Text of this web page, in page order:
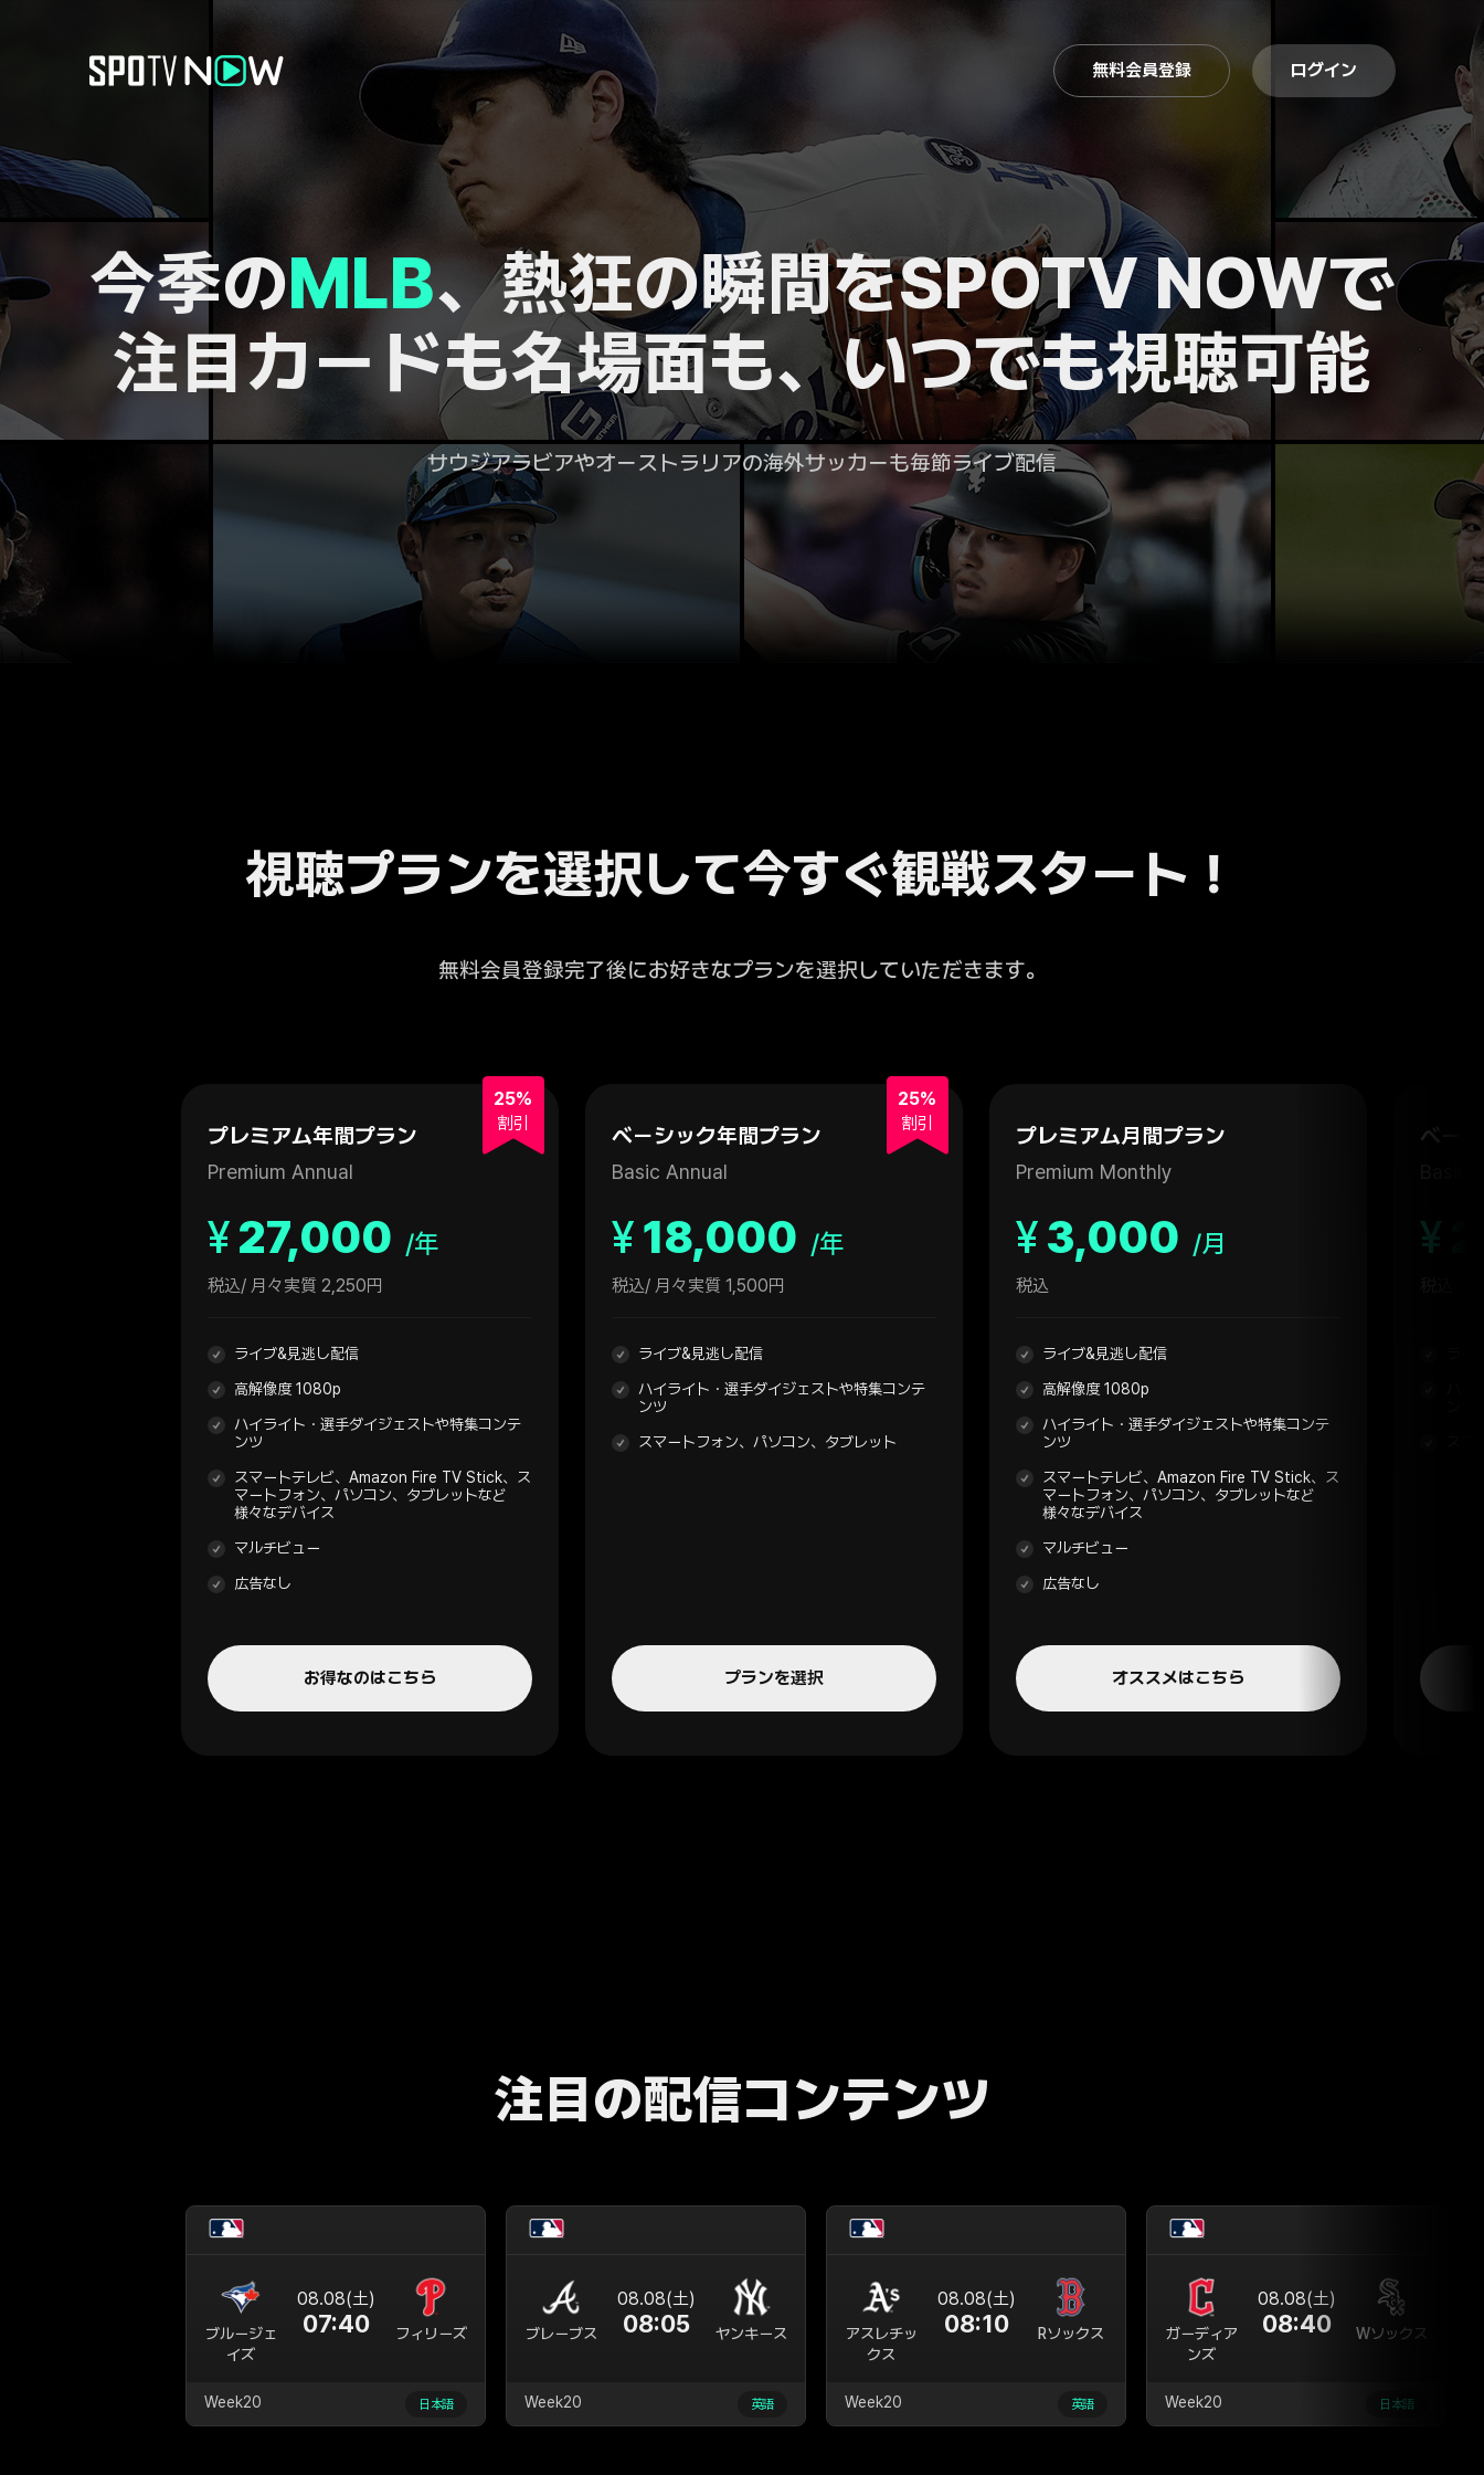
無料会員登録 ログイン
今季のMLB、熱狂の瞬間をSPOTV NOWで
注目カードも名場面も、いつでも視聴可能
サウジアラビアやオーストラリアの海外サッカーも毎節ライブ配信
視聴プランを選択して今すぐ観戦スタート！
無料会員登録完了後にお好きなプランを選択していただきます。
25%
割引
プレミアム年間プラン
Premium Annual
¥27,000 /年
税込/ 月々実質 2,250円
ライブ&見逃し配信
高解像度 1080p
ハイライト・選手ダイジェストや特集コンテ
ンツ
スマートテレビ、Amazon Fire TV Stick、ス
マートフォン、パソコン、タブレットなど
様々なデバイス
マルチビュー
広告なし
お得なのはこちら
25%
割引
ベーシック年間プラン
Basic Annual
¥18,000 /年
税込/ 月々実質 1,500円
ライブ&見逃し配信
ハイライト・選手ダイジェストや特集コンテ
ンツ
スマートフォン、パソコン、タブレット
プランを選択
プレミアム月間プラン
Premium Monthly
¥3,000 /月
税込
ライブ&見逃し配信
高解像度 1080p
ハイライト・選手ダイジェストや特集コンテ
ンツ
スマートテレビ、Amazon Fire TV Stick、ス
マートフォン、パソコン、タブレットなど
様々なデバイス
マルチビュー
広告なし
オススメはこちら
ベー
¥
注目の配信コンテンツ
ブルージェ
イズ
08.08(土)
07:40 フィリーズ
Week20 日本語
ブレーブス
08.08(土)
08:05 ヤンキース
Week20 英語
アスレチッ
クス
08.08(土)
08:10 Rソックス
Week20 英語
ガーディア
ンズ
08.08(土)
08:40 Wソックス
Week20 日本語